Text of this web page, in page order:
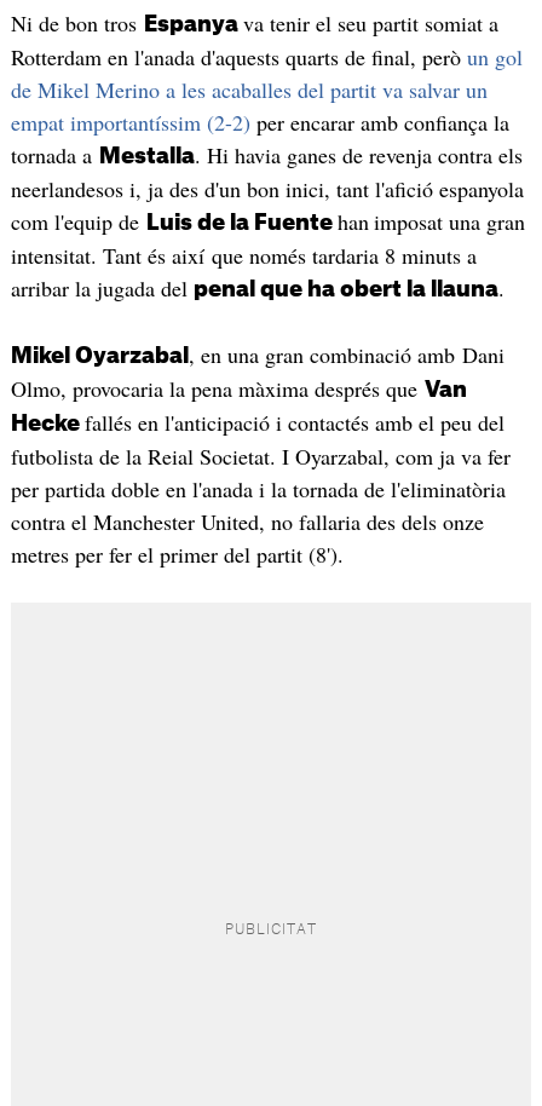
Ni de bon tros Espanya va tenir el seu partit somiat a
Rotterdam en l'anada d'aquests quarts de final, però un gol
de Mikel Merino a les acaballes del partit va salvar un
empat importantíssim (2-2) per encarar amb confiança la
tornada a Mestalla. Hi havia ganes de revenja contra els
neerlandesos i, ja des d'un bon inici, tant l'afició espanyola
com l'equip de Luis de la Fuente hanimposat una gran
intensitat. Tant és així que només tardaria 8 minuts a
arribar la jugada del penal que ha obert la llauna.
Mikel Oyarzabal , en una gran combinació amb Dani
Olmo, provocaria la pena màxima després que Van
Hecke fallés en l'anticipació i contactés amb el peu del
futbolista de la Reial Societat. I Oyarzabal, com ja va fer
per partida doble en l'anada i la tornada de l'eliminatòria
contra el Manchester United, no fallaria des dels onze
metres per fer el primer del partit (8').